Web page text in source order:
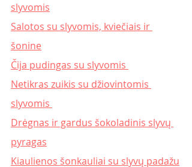
slyvomis
Salotos su slyvomis, kviečiais ir
šonine
Čija pudingas su slyvomis
Netikras zuikis su džiovintomis
slyvomis
Drėgnas ir gardus šokoladinis slyvų
pyragas
Kiaulienos šonkauliai su slyvų padažu